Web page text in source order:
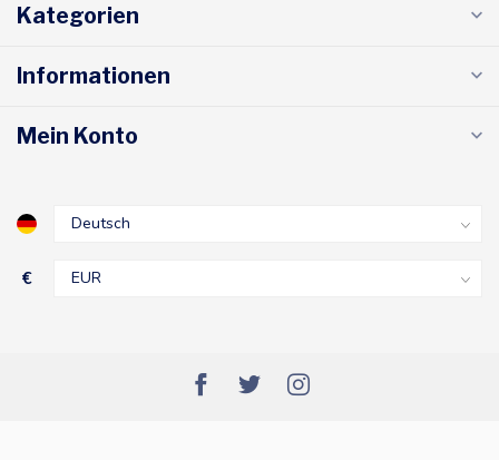
Kategorien
Informationen
Mein Konto
€